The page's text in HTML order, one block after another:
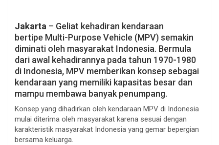
Jakarta – Geliat kehadiran kendaraan
bertipe Multi-Purpose Vehicle (MPV) semakin
diminati oleh masyarakat Indonesia. Bermula
dari awal kehadirannya pada tahun 1970-1980
di Indonesia, MPV memberikan konsep sebagai
kendaraan yang memiliki kapasitas besar dan
mampu membawa banyak penumpang.
Konsep yang dihadirkan oleh kendaraan MPV di Indonesia
mulai diterima oleh masyarakat karena sesuai dengan
karakteristik masyarakat Indonesia yang gemar bepergian
bersama keluarga.